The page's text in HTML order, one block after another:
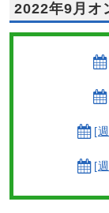
2022年9月オ
[
[